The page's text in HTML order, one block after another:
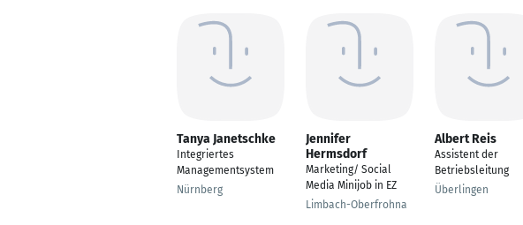
Tanya Janetschke
Integriertes
Managementsystem
Nürnberg
Jennifer
Hermsdorf
Marketing/ Social
Media Minijob in EZ
Limbach-Oberfrohna
Albert Reis
Assistent der
Betriebsleitung
Überlingen